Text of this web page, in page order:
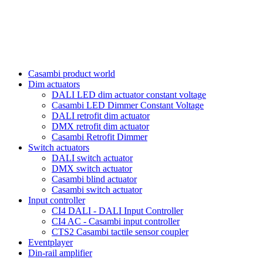
Casambi product world
Dim actuators
DALI LED dim actuator constant voltage
Casambi LED Dimmer Constant Voltage
DALI retrofit dim actuator
DMX retrofit dim actuator
Casambi Retrofit Dimmer
Switch actuators
DALI switch actuator
DMX switch actuator
Casambi blind actuator
Casambi switch actuator
Input controller
CI4 DALI - DALI Input Controller
CI4 AC - Casambi input controller
CTS2 Casambi tactile sensor coupler
Eventplayer
Din-rail amplifier